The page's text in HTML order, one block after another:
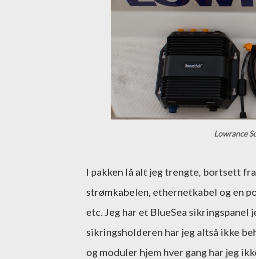
Lowrance
I pakken lå alt jeg trengte, bortsett
strømkabelen, ethernetkabel og en
etc. Jeg har et BlueSea
sikringsholderen har jeg altså ikke
og moduler hjem hver gang har jeg